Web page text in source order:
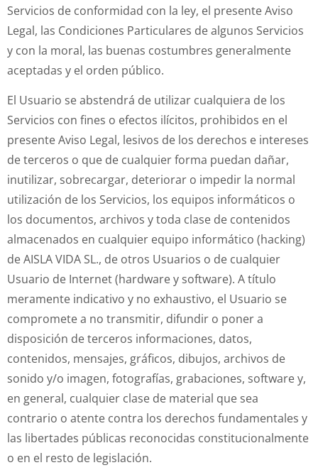
Servicios de conformidad con la ley, el presente Aviso
Legal, las Condiciones Particulares de algunos Servicios
y con la moral, las buenas costumbres generalmente
aceptadas y el orden público.
El Usuario se abstendrá de utilizar cualquiera de los
Servicios con fines o efectos ilícitos, prohibidos en el
presente Aviso Legal, lesivos de los derechos e intereses
de terceros o que de cualquier forma puedan dañar,
inutilizar, sobrecargar, deteriorar o impedir la normal
utilización de los Servicios, los equipos informáticos o
los documentos, archivos y toda clase de contenidos
almacenados en cualquier equipo informático (hacking)
de AISLA VIDA SL., de otros Usuarios o de cualquier
Usuario de Internet (hardware y software). A título
meramente indicativo y no exhaustivo, el Usuario se
compromete a no transmitir, difundir o poner a
disposición de terceros informaciones, datos,
contenidos, mensajes, gráficos, dibujos, archivos de
sonido y/o imagen, fotografías, grabaciones, software y,
en general, cualquier clase de material que sea
contrario o atente contra los derechos fundamentales y
las libertades públicas reconocidas constitucionalmente
o en el resto de legislación.